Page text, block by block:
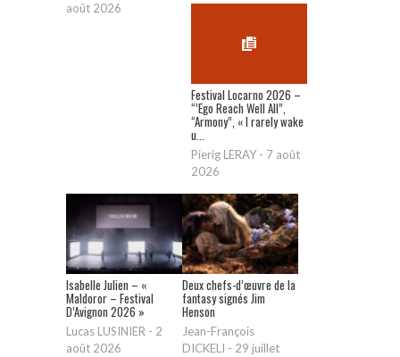
août 2026
Festival Locarno 2026 –
“’Ego Reach Well All”,
“Armony”, « I rarely wake
u...
Pierig LERAY - 7 août
2026
Isabelle Julien – «
Maldoror – Festival
D’Avignon 2026 »
Lucas LUSINIER - 2
août 2026
Deux chefs-d’œuvre de la
fantasy signés Jim
Henson
Jean-François
DICKELI - 29 juillet